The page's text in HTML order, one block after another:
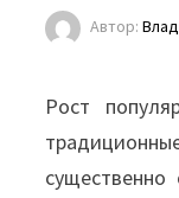
Автор:
Рост